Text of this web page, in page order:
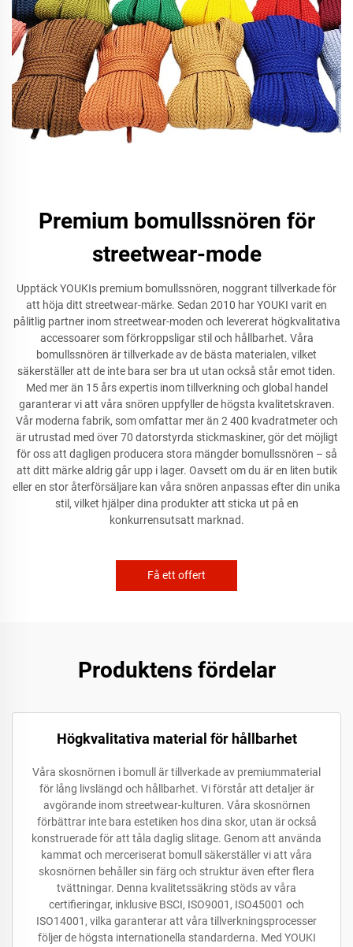
Premium bomullssnören för
streetwear-mode
Upptäck YOUKIs premium bomullssnören, noggrant tillverkade för
att höja ditt streetwear-märke. Sedan 2010 har YOUKI varit en
pålitlig partner inom streetwear-moden och levererat högkvalitativa
accessoarer som förkroppsligar stil och hållbarhet. Våra
bomullssnören är tillverkade av de bästa materialen, vilket
säkerställer att de inte bara ser bra ut utan också står emot tiden.
Med mer än 15 års expertis inom tillverkning och global handel
garanterar vi att våra snören uppfyller de högsta kvalitetskraven.
Vår moderna fabrik, som omfattar mer än 2 400 kvadratmeter och
är utrustad med över 70 datorstyrda stickmaskiner, gör det möjligt
för oss att dagligen producera stora mängder bomullssnören – så
att ditt märke aldrig går upp i lager. Oavsett om du är en liten butik
eller en stor återförsäljare kan våra snören anpassas efter din unika
stil, vilket hjälper dina produkter att sticka ut på en
konkurrensutsatt marknad.
Få ett offert
Produktens fördelar
Högkvalitativa material för hållbarhet
Våra skosnörnen i bomull är tillverkade av premiummaterial
för lång livslängd och hållbarhet. Vi förstår att detaljer är
avgörande inom streetwear-kulturen. Våra skosnörnen
förbättrar inte bara estetiken hos dina skor, utan är också
konstruerade för att tåla daglig slitage. Genom att använda
kammat och merceriserat bomull säkerställer vi att våra
skosnörnen behåller sin färg och struktur även efter flera
tvättningar. Denna kvalitetssäkring stöds av våra
certifieringar, inklusive BSCI, ISO9001, ISO45001 och
ISO14001, vilka garanterar att våra tillverkningsprocesser
följer de högsta internationella standarderna. Med YOUKI